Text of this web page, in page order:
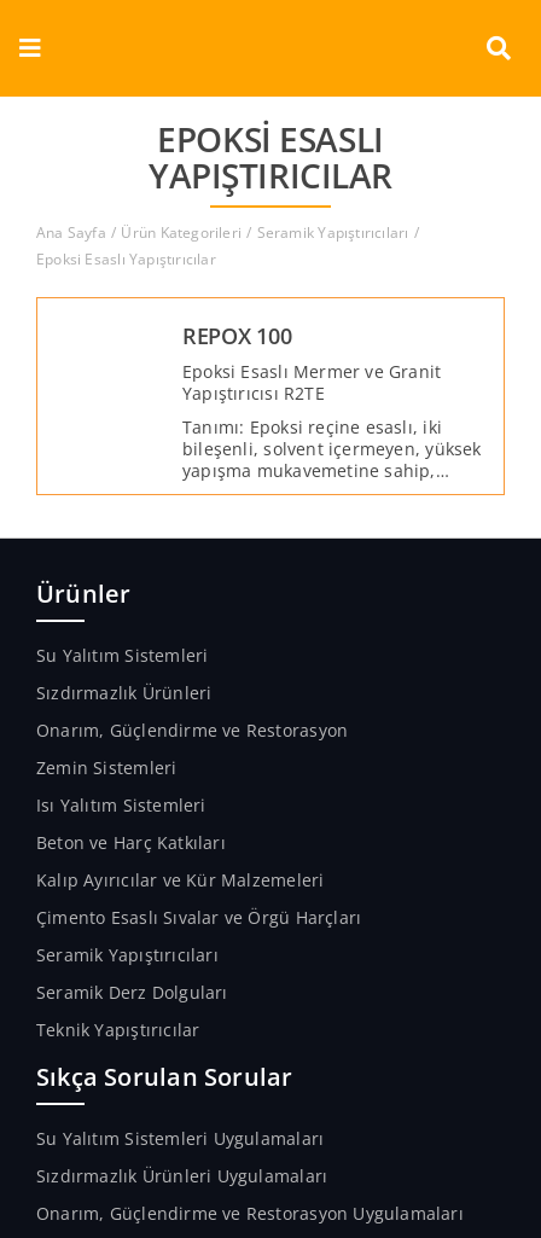
Toggle
Navigation
Kurumsal
Dokümanlar
Türkçe
EPOKSI ESASLI
YAPIŞTIRICILAR
Ana Sayfa Ürün Kategorileri
Seramik Yapıştırıcıları
Epoksi Esaslı Yapıştırıcılar
REPOX 100
Epoksi Esaslı Mermer ve Granit
Yapıştırıcısı R2TE
Tanımı: Epoksi reçine esaslı, iki
bileşenli, solvent içermeyen, yüksek
yapışma mukavemetine sahip,
kimyasallara ve bakterilere dayanıklı,
temizlenebilen, kayma özelliği
Ürünler
Su Yalıtım Sistemleri
Sızdırmazlık Ürünleri
Onarım, Güçlendirme ve Restorasyon
Zemin Sistemleri
Isı Yalıtım Sistemleri
Beton ve Harç Katkıları
Kalıp Ayırıcılar ve Kür Malzemeleri
Çimento Esaslı Sıvalar ve Örgü Harçları
Seramik Yapıştırıcıları
Seramik Derz Dolguları
Teknik Yapıştırıcılar
Sıkça Sorulan Sorular
Su Yalıtım Sistemleri Uygulamaları
Sızdırmazlık Ürünleri Uygulamaları
Onarım, Güçlendirme ve Restorasyon Uygulamaları